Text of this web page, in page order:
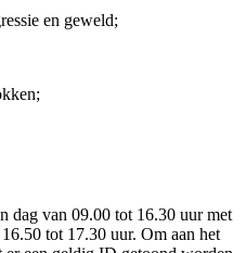
en geweld;
dag van 09.00 tot 16.30 uur met
tot 17.30 uur. Om aan het